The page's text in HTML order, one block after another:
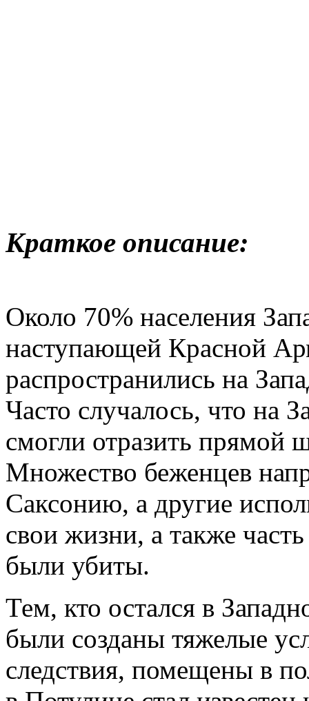
Краткое описание:
Около 70% населения
наступающей Красной
распространились на
Часто случалось, что на
смогли отразить
Множество беженцев
Саксонию, а другие
свои жизни, а также
были убиты.
Тем, кто остался в
были созданы тяжелые
следствия, помещены в